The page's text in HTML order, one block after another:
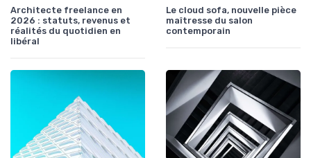
Architecte freelance en
2026 : statuts, revenus et
réalités du quotidien en
libéral
Le cloud sofa, nouvelle pièce
maîtresse du salon
contemporain